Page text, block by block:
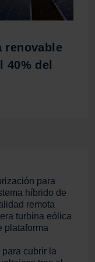
personalizar
de redes
web con
y análisis
renovable
del
para
híbrido de
remota
turbina eólica
plataforma
para cubrir la